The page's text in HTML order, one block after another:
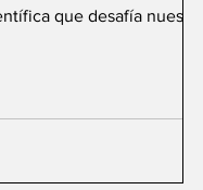
que desafía nuestras